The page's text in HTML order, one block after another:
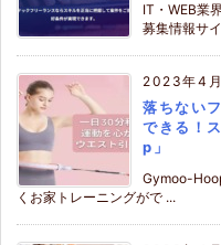
IT・WEB業
募集情報サ
2023年4
落ちない
できる！
p」
Gymoo-
くお家トレーニングがで ...